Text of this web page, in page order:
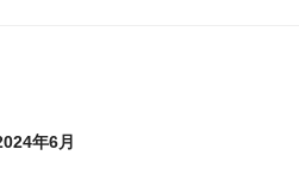
年6月